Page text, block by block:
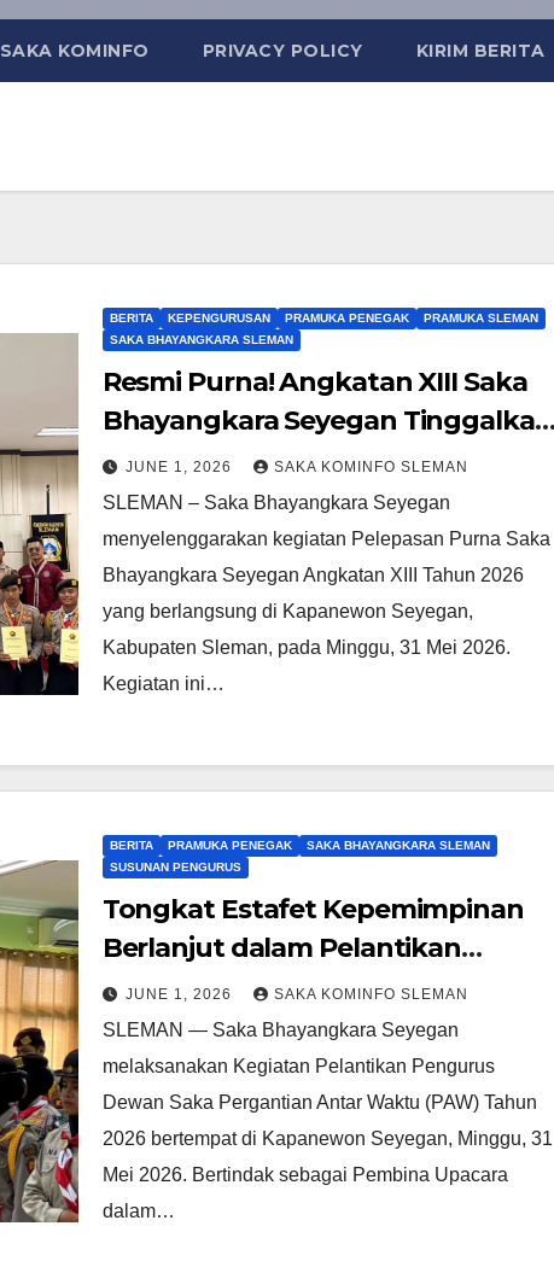
SAKA KOMINFO PRIVACY POLICY KIRIM BERITA
BERITA KEPENGURUSAN PRAMUKA PENEGAK
PRAMUKA SLEMAN
SAKA BHAYANGKARA SLEMAN
Resmi Purna! Angkatan XIII Saka
Bhayangkara Seyegan Tinggalkan
Jejak Pengabdian
JUNE 1, 2026 SAKA KOMINFO SLEMAN
SLEMAN – Saka Bhayangkara Seyegan
menyelenggarakan kegiatan Pelepasan Purna Saka
Bhayangkara Seyegan Angkatan XIII Tahun 2026
yang berlangsung di Kapanewon Seyegan,
Kabupaten Sleman, pada Minggu, 31 Mei 2026.
Kegiatan ini…
BERITA PRAMUKA PENEGAK
SAKA BHAYANGKARA SLEMAN
SUSUNAN PENGURUS
Tongkat Estafet Kepemimpinan
Berlanjut dalam Pelantikan
Dewan Saka Bhayangkara
Seyegan PAW 2026
JUNE 1, 2026 SAKA KOMINFO SLEMAN
SLEMAN — Saka Bhayangkara Seyegan
melaksanakan Kegiatan Pelantikan Pengurus
Dewan Saka Pergantian Antar Waktu (PAW) Tahun
2026 bertempat di Kapanewon Seyegan, Minggu, 31
Mei 2026. Bertindak sebagai Pembina Upacara
dalam…